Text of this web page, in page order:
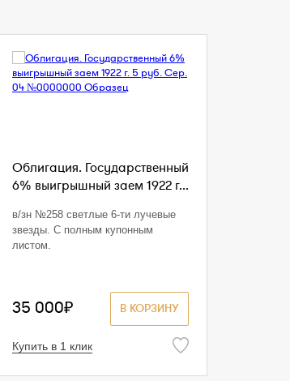
Облигация. Государственный
6% выигрышный заем 1922 г...
в/зн №258 светлые 6-ти лучевые
звезды. С полным купонным
листом.
В КОРЗИНУ
35 000₽
Купить в 1 клик